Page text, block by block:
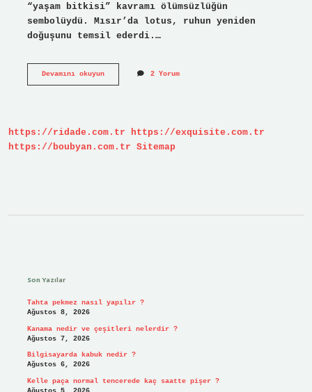
“yaşam bitkisi” kavramı ölümsüzlüğün
sembolüydü. Mısır’da lotus, ruhun yeniden
doğuşunu temsil ederdi.…
Devamını okuyunBitki
2 Yorum
https://ridade.com.tr
https://exquisite.com.tr
https://boubyan.com.tr Sitemap
Son Yazılar
Tahta pekmez nasıl yapılır ?
Ağustos 8, 2026
Kanama nedir ve çeşitleri nelerdir ?
Ağustos 7, 2026
Bilgisayarda kabuk nedir ?
Ağustos 6, 2026
Kelle paça normal tencerede kaç saatte pişer ?